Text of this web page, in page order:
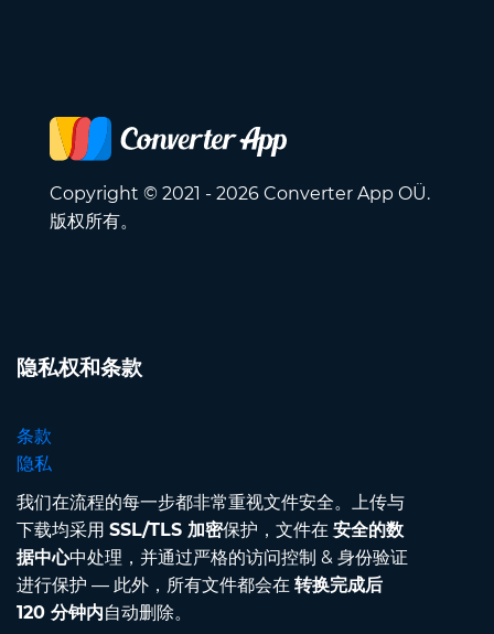
Copyright © 2021 - 2026 Converter App OÜ.
版权所有。
隐私权和条款
条款
隐私
我们在流程的每一步都非常重视文件安全。上传与
下载均采用 SSL/TLS 加密保护，文件在 安全的数
据中心中处理，并通过严格的访问控制 & 身份验证
进行保护 — 此外，所有文件都会在 转换完成后
120 分钟内自动删除。